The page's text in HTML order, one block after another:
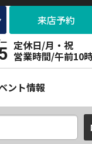
来店予約
定休日/月・祝
営業時間/午前10
ント情報